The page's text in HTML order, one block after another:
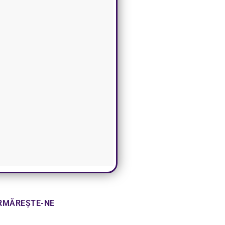
NE